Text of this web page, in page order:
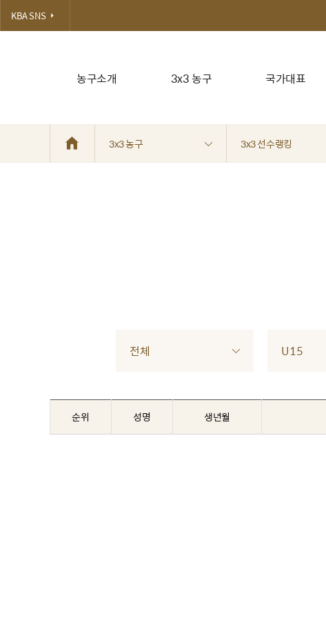
농구소개 3x3 농구 국가대표
KBA SNS
3x3 농구 3x3 선수랭킹
전체 U15
순위 성명 생년월